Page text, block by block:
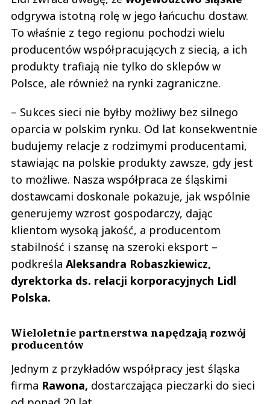
odgrywa istotną rolę w jego łańcuchu dostaw.
To właśnie z tego regionu pochodzi wielu
producentów współpracujących z siecią, a ich
produkty trafiają nie tylko do sklepów w
Polsce, ale również na rynki zagraniczne.
– Sukces sieci nie byłby możliwy bez silnego
oparcia w polskim rynku. Od lat konsekwentnie
budujemy relacje z rodzimymi producentami,
stawiając na polskie produkty zawsze, gdy jest
to możliwe. Nasza współpraca ze śląskimi
dostawcami doskonale pokazuje, jak wspólnie
generujemy wzrost gospodarczy, dając
klientom wysoką jakość, a producentom
stabilność i szansę na szeroki eksport –
podkreśla Aleksandra Robaszkiewicz,
dyrektorka ds. relacji korporacyjnych Lidl
Polska.
Wieloletnie partnerstwa napędzają rozwój
producentów
Jednym z przykładów współpracy jest śląska
firma Rawona, dostarczająca pieczarki do sieci